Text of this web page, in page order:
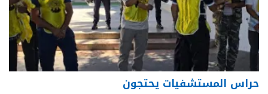
حراس المستشفيات يحتجون